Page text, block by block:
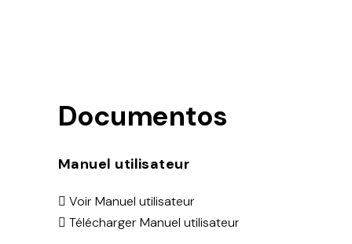
Documentos
Manuel utilisateur
Voir Manuel utilisateur
Télécharger Manuel utilisateur